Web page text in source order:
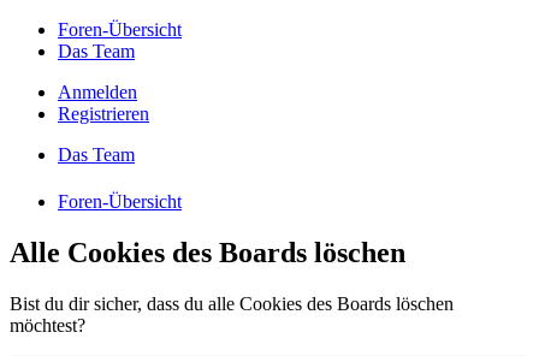
Foren-Übersicht
Das Team
Anmelden
Registrieren
Das Team
Foren-Übersicht
Alle Cookies des Boards löschen
Bist du dir sicher, dass du alle Cookies des Boards löschen
möchtest?